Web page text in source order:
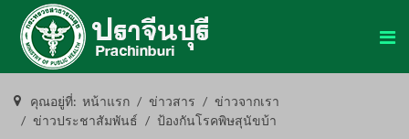
คุณอยู่ที่: หน้าแรก ข่าวสาร
ข่าวจากเรา
ข่าวประชาสัมพันธ์
ป้องกันโรคพิษสุนัขบ้า